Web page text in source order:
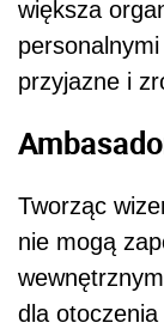
większa
przyjazne i
Tworząc
nie mogą
dla otoczenia